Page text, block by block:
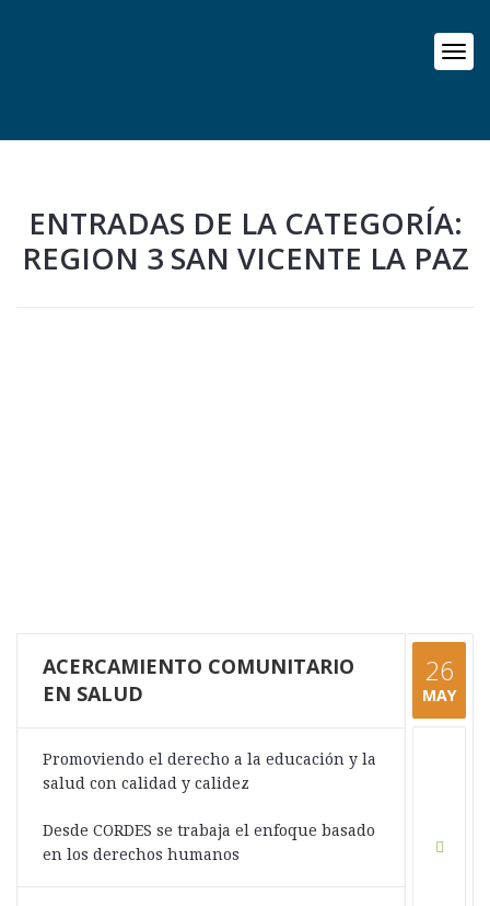
ENTRADAS DE LA CATEGORÍA:
REGION 3 SAN VICENTE LA PAZ
ACERCAMIENTO COMUNITARIO
EN SALUD
Promoviendo el derecho a la educación y la
salud con calidad y calidez
Desde CORDES se trabaja el enfoque basado
en los derechos humanos
26
MAY